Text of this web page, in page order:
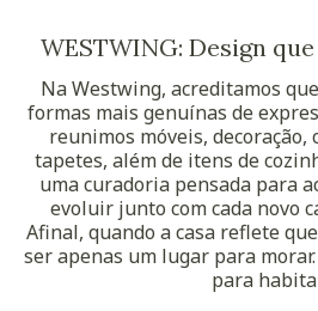
WESTWING: Design
Na Westwing, acreditamos
formas mais genuínas de
reunimos móveis, decoração,
tapetes, além de itens de
uma curadoria pensada para
evoluir junto com cada novo
Afinal, quando a casa reflete
ser apenas um lugar para
para